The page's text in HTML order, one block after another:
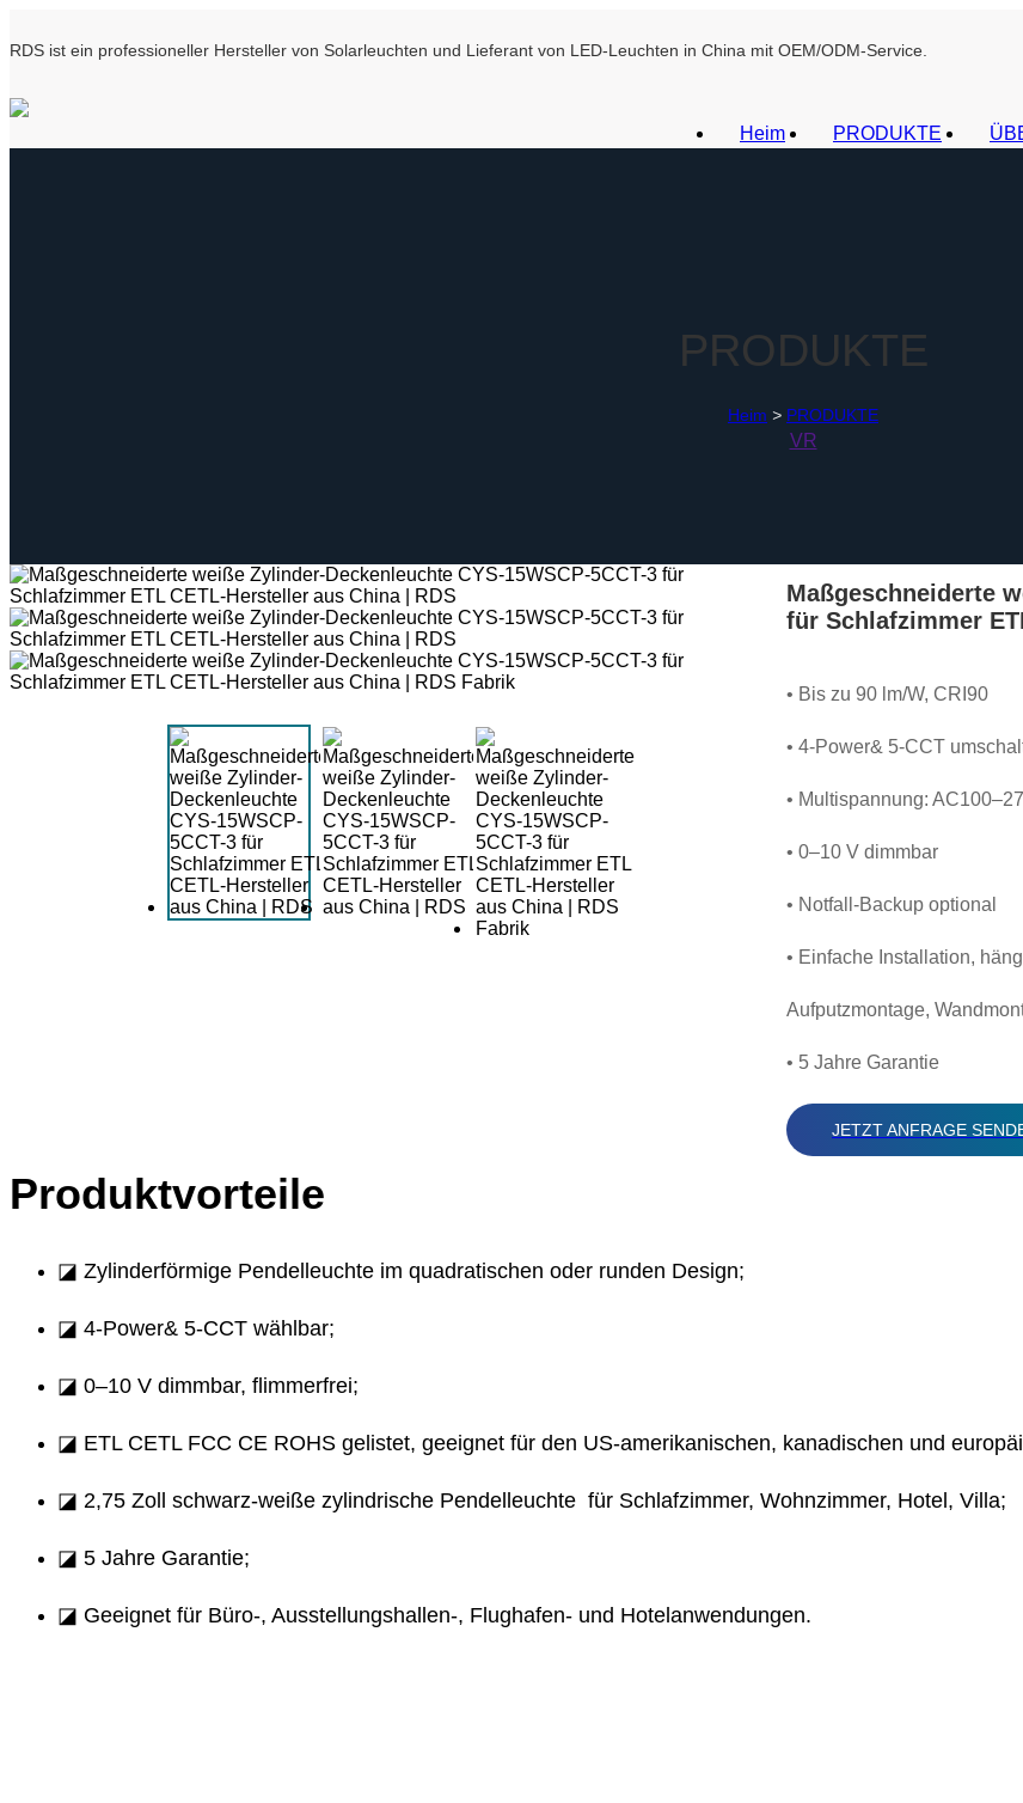
RDS ist ein professioneller Hersteller von Solarleuchten und Lieferant von LED-Leuchten in China mit OEM/ODM-Service.
Heim PRODUKTE
PRODUKTE
Heim > PRODUKTE
VR
Maßgeschneiderte
für Schlafzimmer
• Bis zu 90 lm/W, CRI90
• 4-Power& 5-CCT
• Multispannung:
• 0–10 V dimmbar
• Notfall-Backup optional
• Einfache Installation,
Aufputzmontage,
• 5 Jahre Garantie
JETZT ANFRAGE
Produktvorteile
◪ Zylinderförmige Pendelleuchte im quadratischen oder runden Design;
◪ 4-Power& 5-CCT wählbar;
◪ 0–10 V dimmbar, flimmerfrei;
◪ ETL CETL FCC CE ROHS gelistet, geeignet für den US-amerikanischen, kanadischen und
◪ 2,75 Zoll schwarz-weiße zylindrische Pendelleuchte für Schlafzimmer, Wohnzimmer, Hotel, Villa;
◪ 5 Jahre Garantie;
◪ Geeignet für Büro-, Ausstellungshallen-, Flughafen- und Hotelanwendungen.